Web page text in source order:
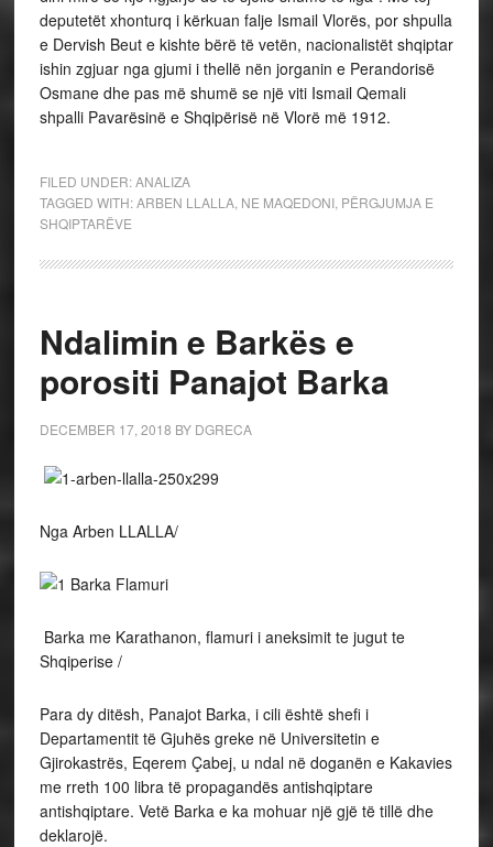
deputetët xhonturq i kërkuan falje Ismail Vlorës, por shpulla
e Dervish Beut e kishte bërë të vetën, nacionalistët shqiptar
ishin zgjuar nga gjumi i thellë nën jorganin e Perandorisë
Osmane dhe pas më shumë se një viti Ismail Qemali
shpalli Pavarësinë e Shqipërisë në Vlorë më 1912.
FILED UNDER:ANALIZA
TAGGED WITH:ARBEN LLALLA, NE MAQEDONI, PËRGJUMJA E
SHQIPTARËVE
Ndalimin e Barkës e
porositi Panajot Barka
DECEMBER 17, 2018 BY DGRECA
Nga Arben LLALLA/
Barka me Karathanon, flamuri i aneksimit te jugut te
Shqiperise /
Para dy ditësh, Panajot Barka, i cili është shefi i
Departamentit të Gjuhës greke në Universitetin e
Gjirokastrës, Eqerem Çabej, u ndal në doganën e Kakavies
me rreth 100 libra të propagandës antishqiptare
antishqiptare. Vetë Barka e ka mohuar një gjë të tillë dhe
deklarojë.